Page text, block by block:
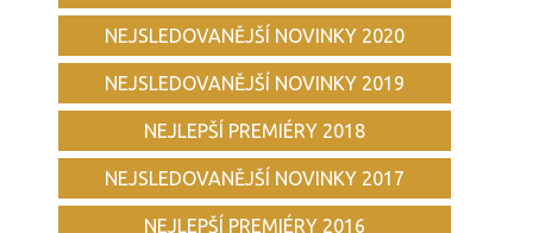
NEJSLEDOVANĚJŠÍ NOVINKY 2020
NEJSLEDOVANĚJŠÍ NOVINKY 2019
NEJLEPŠÍ PREMIÉRY 2018
NEJSLEDOVANĚJŠÍ NOVINKY 2017
NEJLEPŠÍ PREMIÉRY 2016